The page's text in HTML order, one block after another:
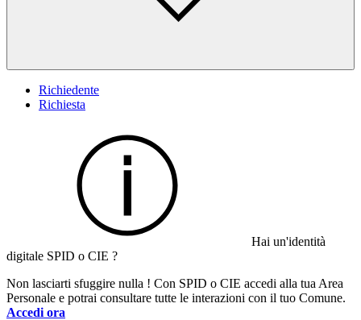
Richiedente
Richiesta
Hai un'identità
digitale SPID o CIE ?
Non lasciarti sfuggire nulla ! Con SPID o CIE accedi alla tua Area
Personale e potrai consultare tutte le interazioni con il tuo Comune.
Accedi ora